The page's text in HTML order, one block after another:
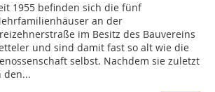
1955 befinden sich die fünf
an der
im Besitz des Bauvereins
und sind damit fast so alt wie die
selbst. Nachdem sie zuletzt
den...